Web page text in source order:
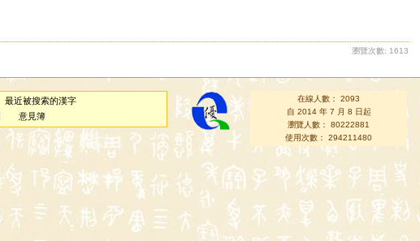
瀏覽次數: 1613
最近被搜索的漢字
意見簿
在線人數： 2093
自 2014 年 7 月 8 日起
瀏覽人數： 80222881
使用次數： 294211480